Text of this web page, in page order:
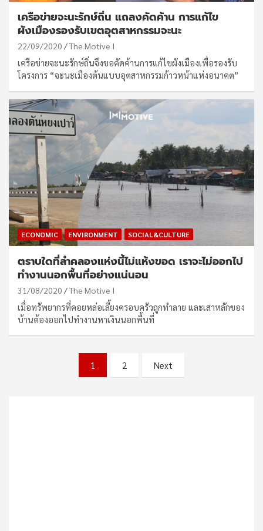
เครือข่ายจะนะรักษ์ถิ่น แถลงคัดค้าน การแก้ไข
ผังเมืองรองรับเขตอุตสาหกรรมจะนะ
22/09/2020 The Motive I
เครือข่ายจะนะรักษ์ถิ่นจึงขอคัดค้านการแก้ไขผังเมืองเพื่อรองรับ
โครงการ “จะนะเมืองต้นแบบอุตสาหกรรมก้าวหน้าแห่งอนาคต”
ECONOMIC ENVIRONMENT SOCIAL&CULTURE
ตราบใดที่ลำคลองแห่งนี้ไม่แห้งขอด เราจะไม่ออกไป
ทำงานนอกพื้นที่อย่างแน่นอน
31/08/2020 The Motive I
เมื่อทรัพยากรที่คอยหล่อเลี้ยงครอบครัวถูกทำลาย และเสาหลักของ
บ้านต้องออกไปทำงานหาเงินนอกพื้นที่
pagination
1 2 Next